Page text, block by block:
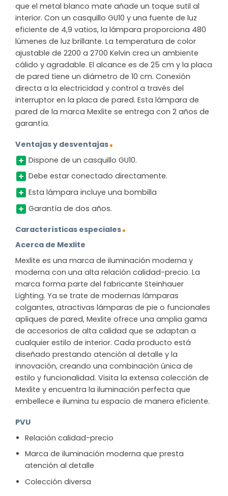
que el metal blanco mate añade un toque sutil al
interior. Con un casquillo GU10 y una fuente de luz
eficiente de 4,9 vatios, la lámpara proporciona 480
lúmenes de luz brillante. La temperatura de color
ajustable de 2200 a 2700 Kelvin crea un ambiente
cálido y agradable. El alcance es de 25 cm y la placa
de pared tiene un diámetro de 10 cm. Conexión
directa a la electricidad y control a través del
interruptor en la placa de pared. Esta lámpara de
pared de la marca Mexlite se entrega con 2 años de
garantía.
Ventajas y desventajas
Dispone de un casquillo GU10.
Debe estar conectado directamente.
Esta lámpara incluye una bombilla
Garantía de dos años.
Características especiales
Acerca de Mexlite
Mexlite es una marca de iluminación moderna y
moderna con una alta relación calidad-precio. La
marca forma parte del fabricante Steinhauer
Lighting. Ya se trate de modernas lámparas
colgantes, atractivas lámparas de pie o funcionales
apliques de pared, Mexlite ofrece una amplia gama
de accesorios de alta calidad que se adaptan a
cualquier estilo de interior. Cada producto está
diseñado prestando atención al detalle y la
innovación, creando una combinación única de
estilo y funcionalidad. Visita la extensa colección de
Mexlite y encuentra la iluminación perfecta que
embellece e ilumina tu espacio de manera eficiente.
PVU
Relación calidad-precio
Marca de iluminación moderna que presta
atención al detalle
Colección diversa